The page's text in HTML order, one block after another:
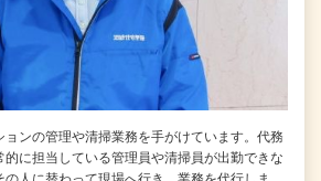
ョンの管理や清掃業務を手がけています。代務
的に担当している管理員や清掃員が出勤できな